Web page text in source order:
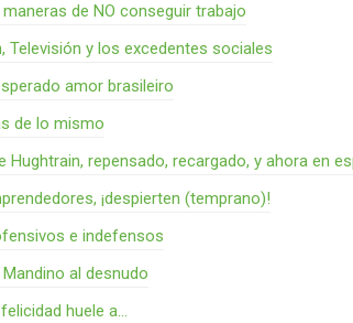
maneras de NO conseguir trabajo
Televisión y los excedentes sociales
amor brasileiro
de lo mismo
Hughtrain, repensado, recargado, y ahora en
¡despierten (temprano)!
e indefensos
Mandino al desnudo
huele a...